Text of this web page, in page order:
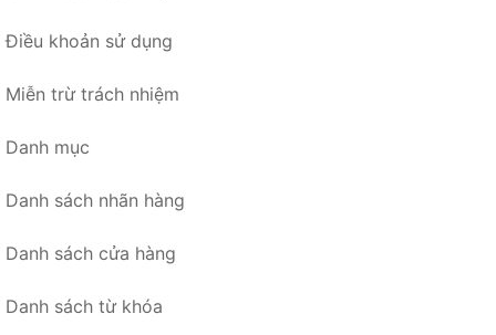
Điều khoản sử dụng
Miễn trừ trách nhiệm
Danh mục
Danh sách nhãn hàng
Danh sách cửa hàng
Danh sách từ khóa